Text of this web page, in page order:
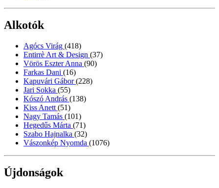
Alkotók
Agócs Virág (418)
Entirrè Art & Design (37)
Vörös Eszter Anna (90)
Farkas Dani (16)
Kapuvári Gábor(228)
Jari Sokka (55)
Kószó András (138)
Kiss Anett (51)
Nagy Tamás (101)
Hegedűs Márta (71)
Szabo Hajnalka (32)
Vászonkép Nyomda (1076)
Újdonságok